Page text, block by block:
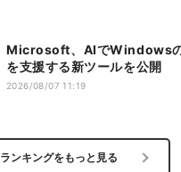
Microsoft、AIでWindows
を支援する新ツールを公開
2026/08/07 11:19
ランキングをもっと見る